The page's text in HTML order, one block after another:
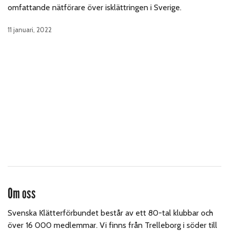
omfattande nätförare över isklättringen i Sverige.
11 januari, 2022
Om oss
Svenska Klätterförbundet består av ett 80-tal klubbar och
över 16 000 medlemmar. Vi finns från Trelleborg i söder till